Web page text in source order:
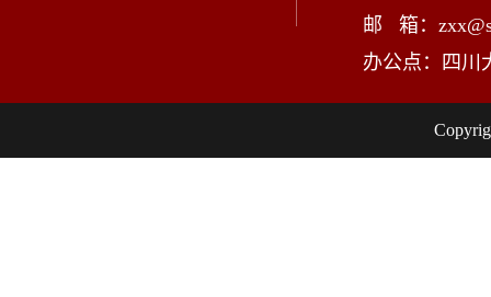
邮 箱：
办公点：四川